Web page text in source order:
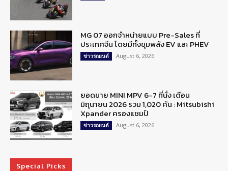
MG 07 ออกจำหน่ายแบบ Pre-Sales ที่
ประเทศจีน โดยมีทั้งขุมพลัง EV และ PHEV
ข่าวรถยนต์ August 6, 2026
ยอดขาย MINI MPV 6-7 ที่นั่ง เดือน
มิถุนายน 2026 รวม 1,020 คัน : Mitsubishi
Xpander ครองแชมป์
ข่าวรถยนต์ August 6, 2026
Special Picks